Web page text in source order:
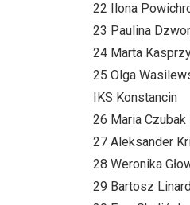
22 Ilona
23 Paulina
24 Marta
25 Olga
IKS Konstancin
26 Maria
27 Aleksander
28 Weronika
29 Bartosz